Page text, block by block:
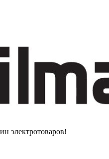
электротоваров!